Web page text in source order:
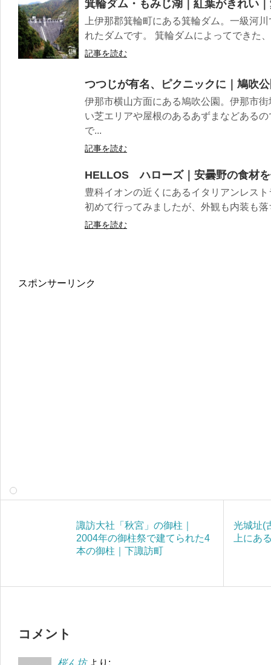
箕輪ダム・もみじ湖｜紅葉がきれい
上伊那郡箕輪町にある箕輪ダム。一級河
れたダムです。 箕輪ダムによってできた
記事を読む
つつじが有名、ピクニックに｜鳩吹
伊那市横山方面にある鳩吹公園。伊那市
い芝エリアや屋根のあるあずまなどある
で...
記事を読む
HELLOS ハローズ｜安曇野の食材
豊科イオンの近くにあるイタリアンレス
初めて行ってみましたが、外観も内装も
記事を読む
スポンサーリンク
諏訪大社「秋宮」の御柱｜
2004年の御柱祭で建てられた4
本の御柱｜下諏訪町
光城址(
上にあ
コメント
桜ん坊 より: